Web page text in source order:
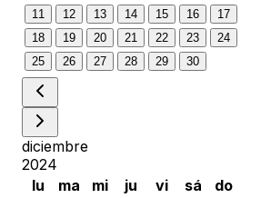
11
12 13 14 15 16
17
18
19 20 21 22 23
24
25
26 27 28 29 30
diciembre
2024
lu
ma mi ju vi sá do